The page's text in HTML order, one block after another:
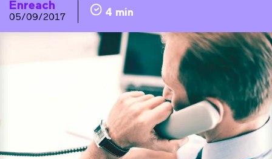
Enreach
05/09/2017 4 min